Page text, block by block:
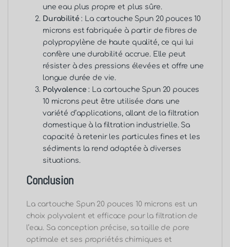
une eau plus propre et plus sûre.
Durabilité : La cartouche Spun 20 pouces 10
microns est fabriquée à partir de fibres de
polypropylène de haute qualité, ce qui lui
confère une durabilité accrue. Elle peut
résister à des pressions élevées et offre une
longue durée de vie.
Polyvalence : La cartouche Spun 20 pouces
10 microns peut être utilisée dans une
variété d’applications, allant de la filtration
domestique à la filtration industrielle. Sa
capacité à retenir les particules fines et les
sédiments la rend adaptée à diverses
situations.
Conclusion
La cartouche Spun 20 pouces 10 microns est un
choix polyvalent et efficace pour la filtration de
l’eau. Sa conception précise, sa taille de pore
optimale et ses propriétés chimiques et